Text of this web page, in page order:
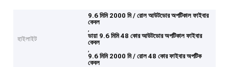
হাইলাইট
9.6 মিমি 2000 মি / রোল আউটডোর অপটিকাল ফাইবার
কেবল
,
ডায়া 9.6 মিমি 48 কোর আউটডোর অপটিকাল ফাইবার
কেবল
,
9.6 মিমি 2000 মি / রোল 48 কোর ফাইবার অপটিক
কেবল